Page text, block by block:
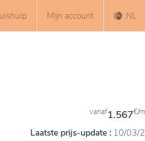
Mijn account NL
vanaf1.567€/
Laatste prijs-update : 10/03/